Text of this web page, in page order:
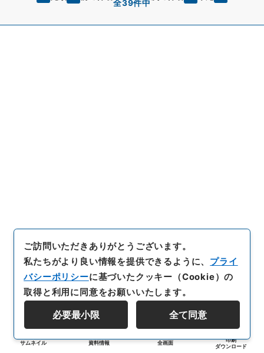
全39件中
サムネイル 資料情報 全画面
印刷
ダウンロード
ご訪問いただきありがとうございます。
私たちがより良い情報を提供できるように、 プライ
バシーポリシーに基づいたクッキー（Cookie）の
取得と利用に同意をお願いいたします。
必要最小限 全て同意